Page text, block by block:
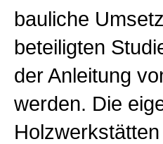
bauliche
beteiligten
der Anleitung
werden. Die